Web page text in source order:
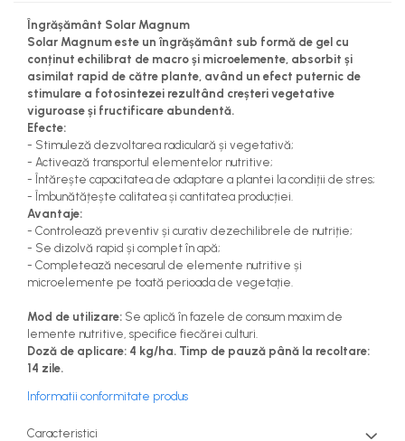
teascuri
Nivele laser si Telemetre
Nivele si masurare unghi
Nivele, Echere si Compasuri
Rulete
Îngrășământ Solar Magnum
Solar Magnum este un îngrășământ sub formă de gel cu
conținut echilibrat de macro și microelemente, absorbit și
asimilat rapid de către plante, având un efect puternic de
stimulare a fotosintezei rezultând creșteri vegetative
viguroase și fructificare abundentă.
Efecte:
- Stimuleză dezvoltarea radiculară și vegetativă;
- Activează transportul elementelor nutritive;
- Întărește capacitatea de adaptare a plantei la condiții de stres;
- Îmbunătățește calitatea și cantitatea producției.
Avantaje:
- Controlează preventiv și curativ dezechilibrele de nutriție;
- Se dizolvă rapid și complet în apă;
- Completează necesarul de elemente nutritive și
microelemente pe toată perioada de vegetație.
Mod de utilizare: Se aplică în fazele de consum maxim de
lemente nutritive, specifice fiecărei culturi.
Doză de aplicare: 4 kg/ha. Timp de pauză până la recoltare:
14 zile.
Informatii conformitate produs
Caracteristici